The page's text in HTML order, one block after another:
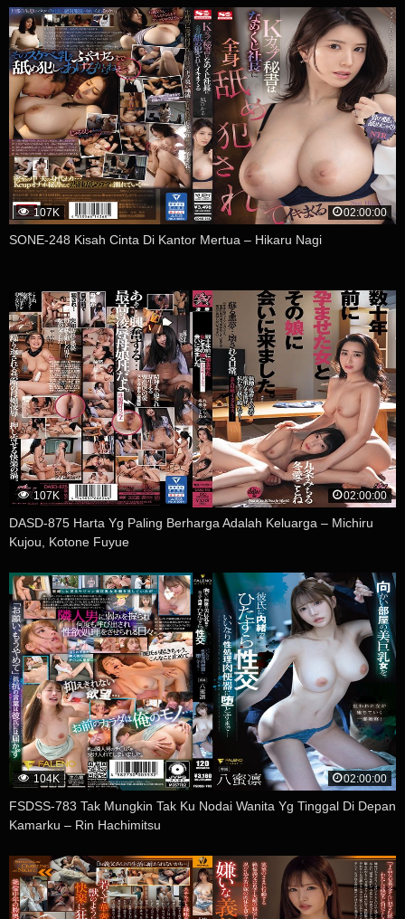
107K 02:00:00
SONE-248 Kisah Cinta Di Kantor Mertua – Hikaru Nagi
107K 02:00:00
DASD-875 Harta Yg Paling Berharga Adalah Keluarga – Michiru
Kujou, Kotone Fuyue
104K 02:00:00
FSDSS-783 Tak Mungkin Tak Ku Nodai Wanita Yg Tinggal Di Depan
Kamarku – Rin Hachimitsu